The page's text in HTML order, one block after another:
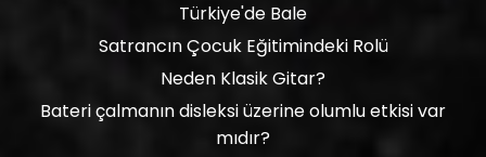
Türkiye'de Bale
Satrancın Çocuk Eğitimindeki Rolü
Neden Klasik Gitar?
Bateri çalmanın disleksi üzerine olumlu etkisi var
mıdır?